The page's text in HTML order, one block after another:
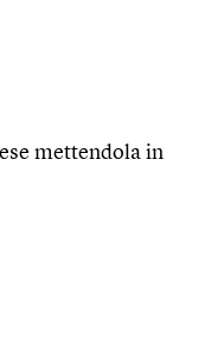
mettendola in